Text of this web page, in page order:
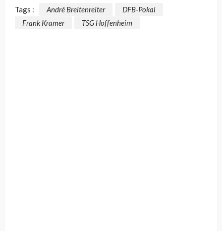
Tags : André Breitenreiter
DFB-Pokal
Frank Kramer
TSG Hoffenheim